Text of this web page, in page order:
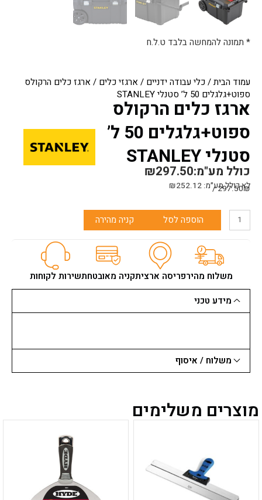
עמוד הבית/כלי עבודה ידניים / ארגזי כלים / ארגז כלים הרקולס
ספוט+גלגלים 50 ל’ סטנלי STANLEY
ארגז כלים הרקולס
ספוט+גלגלים 50 ל’
סטנלי STANLEY
₪297.50כולל מע"מ:
לא כולל מע״מ: ₪252.12
297.50₪ /
כמות
ספוט+גלגלים
סטנלי
הוספה לסל קניה מהירה
משלוח מהירפריסה ארציתקניה מאובטחתשירות לקוחות
מידע טכני
משלוח / איסוף
* תמונה להמחשה בלבד ט.ל.ח
מוצרים משלימים
סוגים.
ניתן
זה
יש
מספר
סוגים.
ניתן